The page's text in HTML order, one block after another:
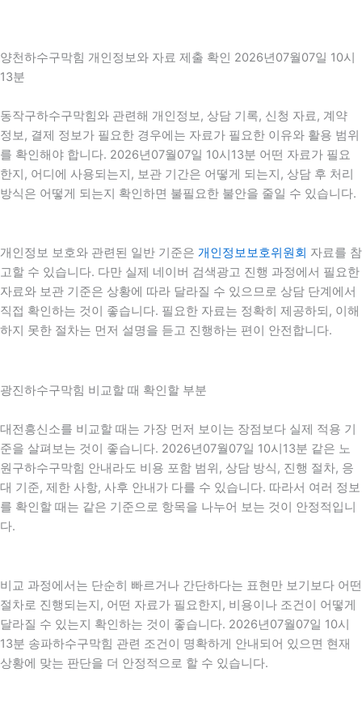
양천하수구막힘 개인정보와 자료 제출 확인 2026년07월07일 10시
13분
동작구하수구막힘와 관련해 개인정보, 상담 기록, 신청 자료, 계약
정보, 결제 정보가 필요한 경우에는 자료가 필요한 이유와 활용 범위
를 확인해야 합니다. 2026년07월07일 10시13분 어떤 자료가 필요
한지, 어디에 사용되는지, 보관 기간은 어떻게 되는지, 상담 후 처리
방식은 어떻게 되는지 확인하면 불필요한 불안을 줄일 수 있습니다.
개인정보 보호와 관련된 일반 기준은 개인정보보호위원회 자료를 참
고할 수 있습니다. 다만 실제 네이버 검색광고 진행 과정에서 필요한
자료와 보관 기준은 상황에 따라 달라질 수 있으므로 상담 단계에서
직접 확인하는 것이 좋습니다. 필요한 자료는 정확히 제공하되, 이해
하지 못한 절차는 먼저 설명을 듣고 진행하는 편이 안전합니다.
광진하수구막힘 비교할 때 확인할 부분
대전흥신소를 비교할 때는 가장 먼저 보이는 장점보다 실제 적용 기
준을 살펴보는 것이 좋습니다. 2026년07월07일 10시13분 같은 노
원구하수구막힘 안내라도 비용 포함 범위, 상담 방식, 진행 절차, 응
대 기준, 제한 사항, 사후 안내가 다를 수 있습니다. 따라서 여러 정보
를 확인할 때는 같은 기준으로 항목을 나누어 보는 것이 안정적입니
다.
비교 과정에서는 단순히 빠르거나 간단하다는 표현만 보기보다 어떤
절차로 진행되는지, 어떤 자료가 필요한지, 비용이나 조건이 어떻게
달라질 수 있는지 확인하는 것이 좋습니다. 2026년07월07일 10시
13분 송파하수구막힘 관련 조건이 명확하게 안내되어 있으면 현재
상황에 맞는 판단을 더 안정적으로 할 수 있습니다.